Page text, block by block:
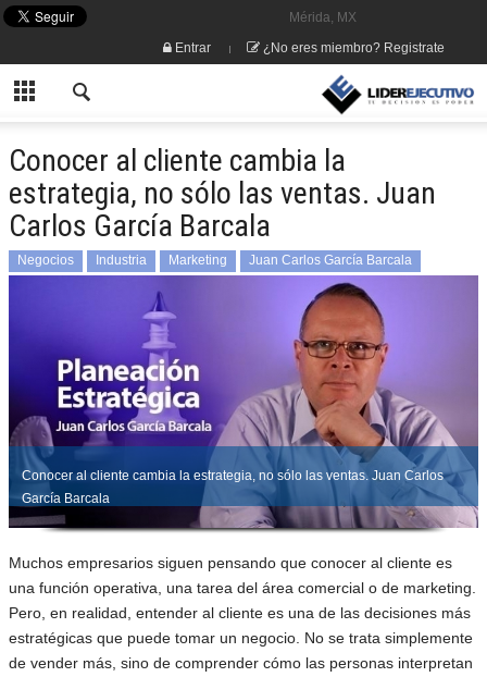
Mérida, MX
Entrar
¿No eres miembro? Registrate
Conocer al cliente cambia la
estrategia, no sólo las ventas. Juan
Carlos García Barcala
Negocios Industria Marketing Juan Carlos García Barcala
Conocer al cliente cambia la estrategia, no sólo las ventas. Juan Carlos
García Barcala
Muchos empresarios siguen pensando que conocer al cliente es
una función operativa, una tarea del área comercial o de marketing.
Pero, en realidad, entender al cliente es una de las decisiones más
estratégicas que puede tomar un negocio. No se trata simplemente
de vender más, sino de comprender cómo las personas interpretan